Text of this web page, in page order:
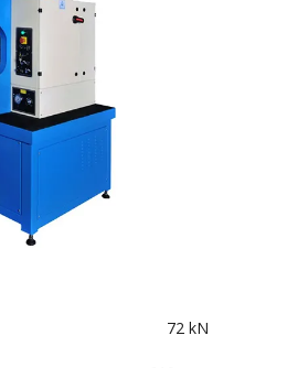
72 kN